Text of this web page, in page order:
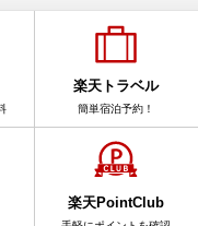
楽天トラベル
簡単宿泊予約！
楽天PointClub